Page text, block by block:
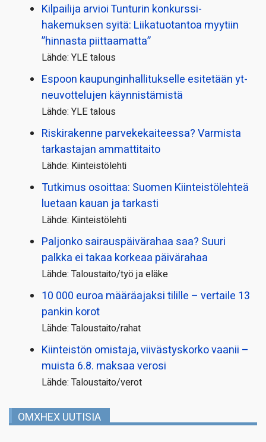
Kilpailija arvioi Tunturin konkurssi­
hakemuksen syitä: Liikatuotantoa myytiin
”hinnasta piittaamatta”
Lähde: YLE talous
Espoon kaupungin­hallitukselle esitetään yt-
neuvottelujen käynnistämistä
Lähde: YLE talous
Riskirakenne parvekekaiteessa? Varmista
tarkastajan ammattitaito
Lähde: Kiinteistölehti
Tutkimus osoittaa: Suomen Kiinteistölehteä
luetaan kauan ja tarkasti
Lähde: Kiinteistölehti
Paljonko sairauspäivä­rahaa saa? Suuri
palkka ei takaa korkeaa päivärahaa
Lähde: Taloustaito/työ ja eläke
10 000 euroa määräajaksi tilille – vertaile 13
pankin korot
Lähde: Taloustaito/rahat
Kiinteistön omistaja, viivästyskorko vaanii –
muista 6.8. maksaa verosi
Lähde: Taloustaito/verot
OMXHEX UUTISIA